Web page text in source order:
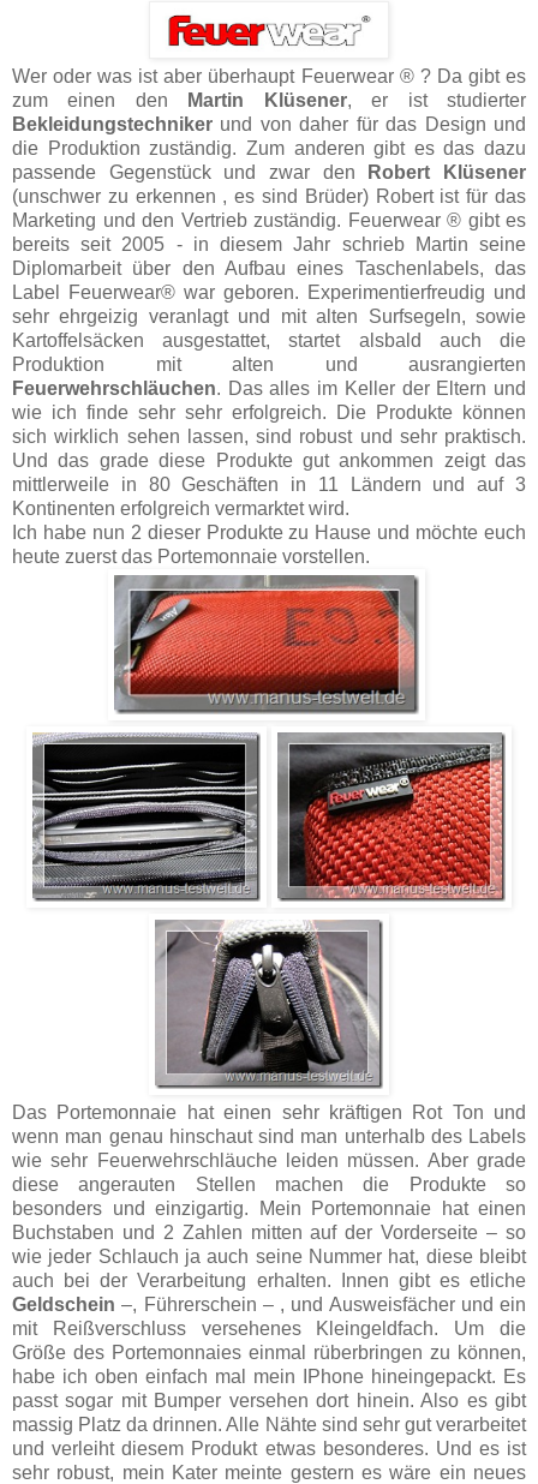
Wer oder was ist aber überhaupt Feuerwear ® ? Da gibt es
zum einen den
Martin Klüsener, er ist studierter
Bekleidungstechniker und von daher für das Design und
die Produktion zuständig. Zum anderen gibt es das dazu
passende Gegenstück und zwar den
Robert Klüsener
(unschwer zu erkennen , es sind Brüder) Robert ist für das
Marketing und den Vertrieb zuständig. Feuerwear ® gibt es
bereits seit 2005 - in diesem Jahr schrieb Martin seine
Diplomarbeit über den Aufbau eines Taschenlabels, das
Label Feuerwear® war geboren. Experimentierfreudig und
sehr ehrgeizig veranlagt und mit alten Surfsegeln, sowie
Kartoffelsäcken ausgestattet, startet alsbald auch die
Produktion mit alten und ausrangierten
Feuerwehrschläuchen. Das alles im Keller der Eltern und
wie ich finde sehr sehr erfolgreich. Die Produkte können
sich wirklich sehen lassen, sind robust und sehr praktisch.
Und das grade diese Produkte gut ankommen zeigt das
mittlerweile in 80 Geschäften in 11 Ländern und auf 3
Kontinenten erfolgreich vermarktet wird.
Ich habe nun 2 dieser Produkte zu Hause und möchte euch
heute zuerst das Portemonnaie vorstellen.
Das Portemonnaie hat einen sehr kräftigen Rot Ton und
wenn man genau hinschaut sind man unterhalb des Labels
wie sehr Feuerwehrschläuche leiden müssen. Aber grade
diese angerauten Stellen machen die Produkte so
besonders und einzigartig. Mein Portemonnaie hat einen
Buchstaben und 2 Zahlen mitten auf der Vorderseite – so
wie jeder Schlauch ja auch seine Nummer hat, diese bleibt
auch bei der Verarbeitung erhalten. Innen gibt es etliche
Geldschein –, Führerschein – , und Ausweisfächer und ein
mit Reißverschluss versehenes Kleingeldfach. Um die
Größe des Portemonnaies einmal rüberbringen zu können,
habe ich oben einfach mal mein IPhone hineingepackt. Es
passt sogar mit Bumper versehen dort hinein. Also es gibt
massig Platz da drinnen. Alle Nähte sind sehr gut verarbeitet
und verleiht diesem Produkt etwas besonderes. Und es ist
sehr robust, mein Kater meinte gestern es wäre ein neues